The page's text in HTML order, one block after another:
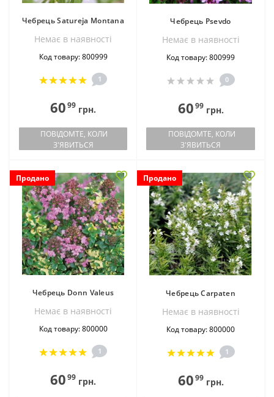
Чебрець Satureja Montana
Немає в наявностi
Код товару: 800999
1
6099 грн.
ПОВІДОМТЕ, КОЛИ
З'ЯВИТЬСЯ
Чебрець Psevdo
Немає в наявностi
Код товару: 800999
0
6099грн.
ПОВІДОМТЕ, КОЛИ
З'ЯВИТЬСЯ
Продано
Чебрець Donn Valeus
Немає в наявностi
Код товару: 800000
1
6099 грн.
Продано
Чебрець Carpaten
Немає в наявностi
Код товару: 800000
1
6099грн.